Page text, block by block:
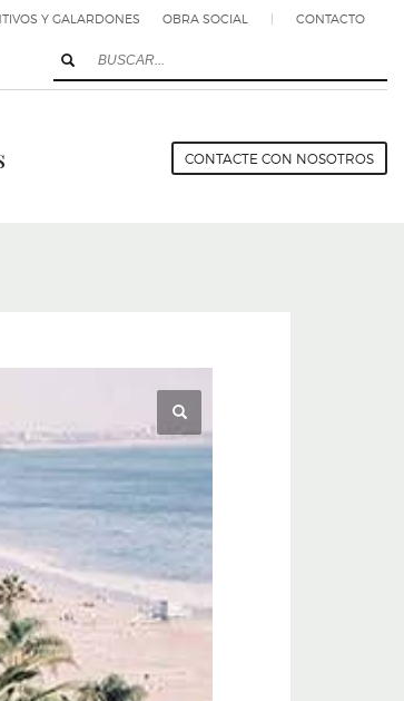
Y GALARDONES OBRA SOCIAL | CONTACTO
CONTACTE CON NOSOTROS